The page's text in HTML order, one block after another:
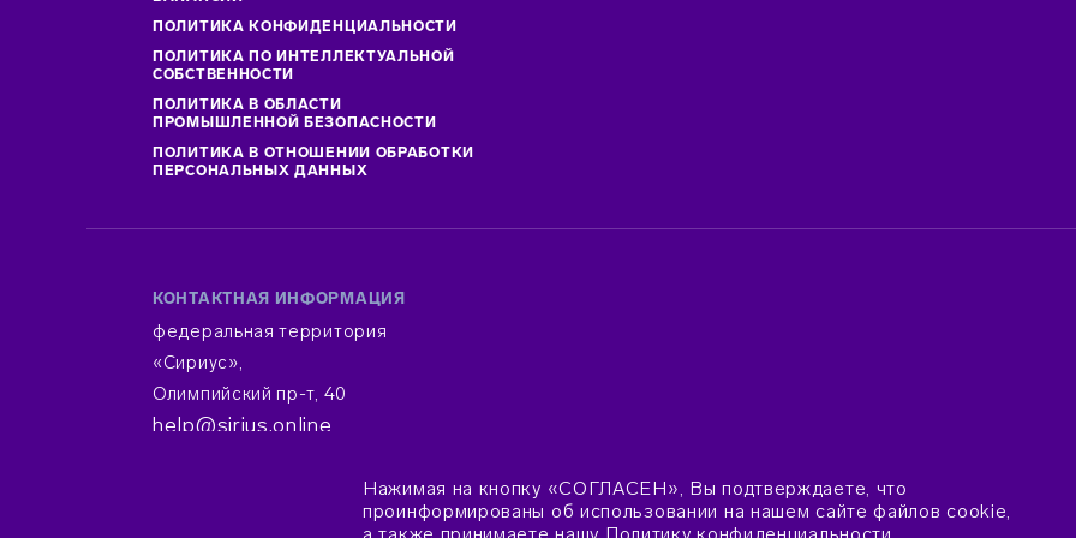
ПОЛИТИКА КОНФИДЕНЦИАЛЬНОСТИ
ПОЛИТИКА ПО ИНТЕЛЛЕКТУАЛЬНОЙ
СОБСТВЕННОСТИ
ПОЛИТИКА В ОБЛАСТИ
ПРОМЫШЛЕННОЙ БЕЗОПАСНОСТИ
ПОЛИТИКА В ОТНОШЕНИИ ОБРАБОТКИ
ПЕРСОНАЛЬНЫХ ДАННЫХ
КОНТАКТНАЯ ИНФОРМАЦИЯ
федеральная территория
«Сириус»,
Олимпийский пр-т, 40
help@sirius.online
Нажимая на кнопку «СОГЛАСЕН», Вы подтверждаете, что
проинформированы об использовании на нашем сайте файлов cookie,
© 2015–2026 Фонд «Талант и успех»